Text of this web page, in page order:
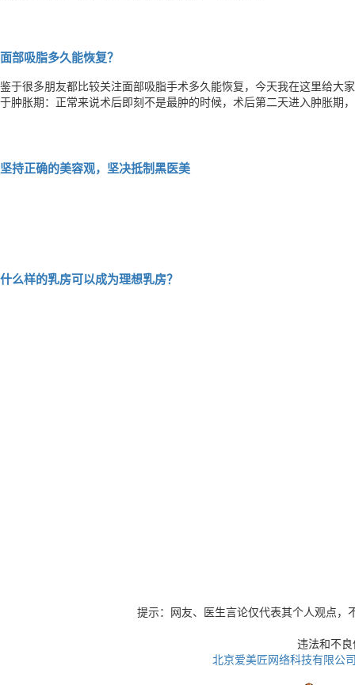
面部吸脂多久能恢复？
鉴于很多朋友都比较关注面部吸脂手术多久能恢复，今天我在这里给大
于肿胀期：正常来说术后即刻不是最肿的时候，术后第二天进入肿胀期
坚持正确的美容观，坚决抵制黑医美
什么样的乳房可以成为理想乳房？
提示：网友、医生言论仅代表其个人观点
违法和不
北京爱美匠网络科技有限公